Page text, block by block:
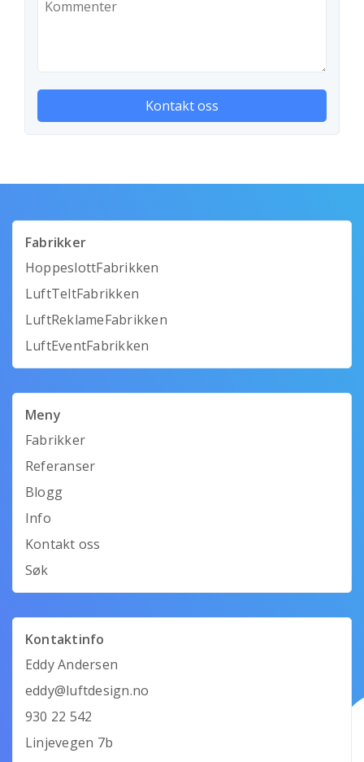
Fabrikker
HoppeslottFabrikken
LuftTeltFabrikken
LuftReklameFabrikken
LuftEventFabrikken
Meny
Fabrikker
Referanser
Blogg
Info
Kontakt oss
Søk
Kontaktinfo
Eddy Andersen
eddy@luftdesign.no
930 22 542
Linjevegen 7b